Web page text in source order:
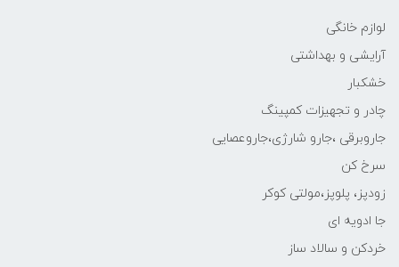
لوازم خانگی
آرایشی و بهداشتی
خشکبار
چادر و تجهیزات کمپینگ
جاروبرقی ،جارو شارژی،جاروعصایی
سرخ کن
زودپز، پلوپز،مولتی کوکر
جا ادویه ای
خردکن و سالاد ساز